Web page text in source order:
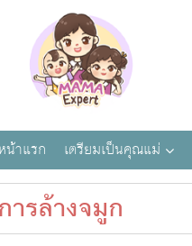
น้าแรก เตรียมเป็นคุณแม่
การล้างจมูก